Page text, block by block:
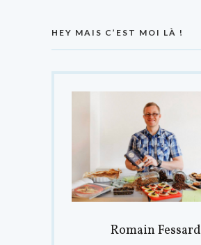
HEY MAIS C’EST MOI LÀ !
Romain Fessard